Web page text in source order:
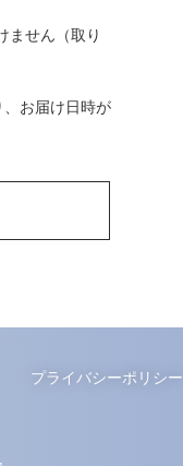
ません（取り
お届け日時が
プライバシーポリシー